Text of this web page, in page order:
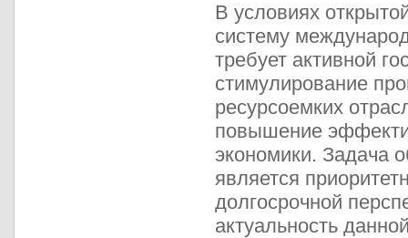
В условиях
систему
требует активной
стимулирование
ресурсоемких
повышение
экономики. Задача
является
долгосрочной
актуальность